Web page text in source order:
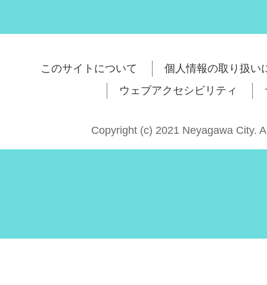
このサイトについて
個人情報の取り扱い
ウェブアクセシビリティ
Copyright (c) 2021 Neyagawa City.